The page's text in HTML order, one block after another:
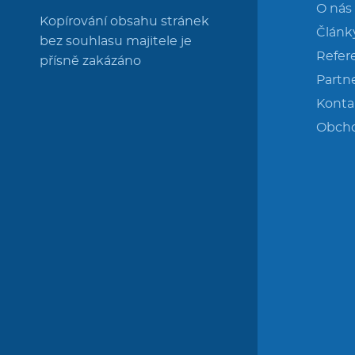
Kopírování obsahu stránek
bez souhlasu majitele je
přísně zakázáno
O nás